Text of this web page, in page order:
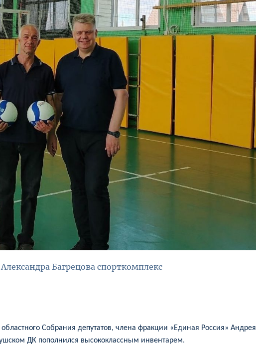
Багрецова спорткомплекс
Собрания депутатов, члена фракции «Единая Россия» Андрея
ДК пополнился высококлассным инвентарем.